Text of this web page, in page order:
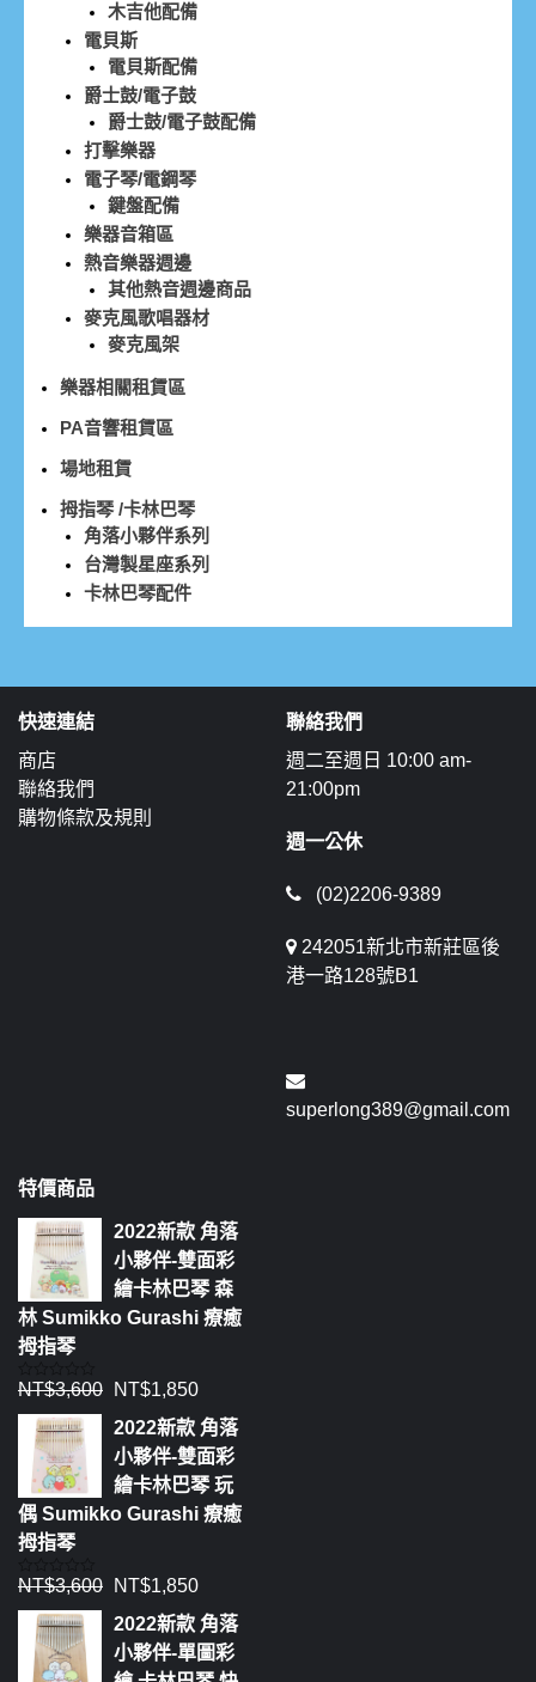
木吉他配備
電貝斯
電貝斯配備
爵士鼓/電子鼓
爵士鼓/電子鼓配備
打擊樂器
電子琴/電鋼琴
鍵盤配備
樂器音箱區
熱音樂器週邊
其他熱音週邊商品
麥克風歌唱器材
麥克風架
樂器相關租賃區
PA音響租賃區
場地租賃
拇指琴 /卡林巴琴
角落小夥伴系列
台灣製星座系列
卡林巴琴配件
快速連結
商店
聯絡我們
購物條款及規則
聯絡我們
週二至週日 10:00 am-
21:00pm
週一公休
(02)2206-9389
242051新北市新莊區後
港一路128號B1
superlong389@gmail.com
特價商品
2022新款 角落
小夥伴-雙面彩
繪卡林巴琴 森
林 Sumikko Gurashi 療癒
拇指琴
評
0
NT$3,600 NT$1,850
2022新款 角落
小夥伴-雙面彩
繪卡林巴琴 玩
偶 Sumikko Gurashi 療癒
拇指琴
評
0
NT$3,600 NT$1,850
2022新款 角落
小夥伴-單圖彩